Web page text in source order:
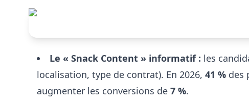
Le « Snack Content » informatif : les
localisation, type de contrat). En 2026, 41 % des
augmenter les conversions de 7 %.